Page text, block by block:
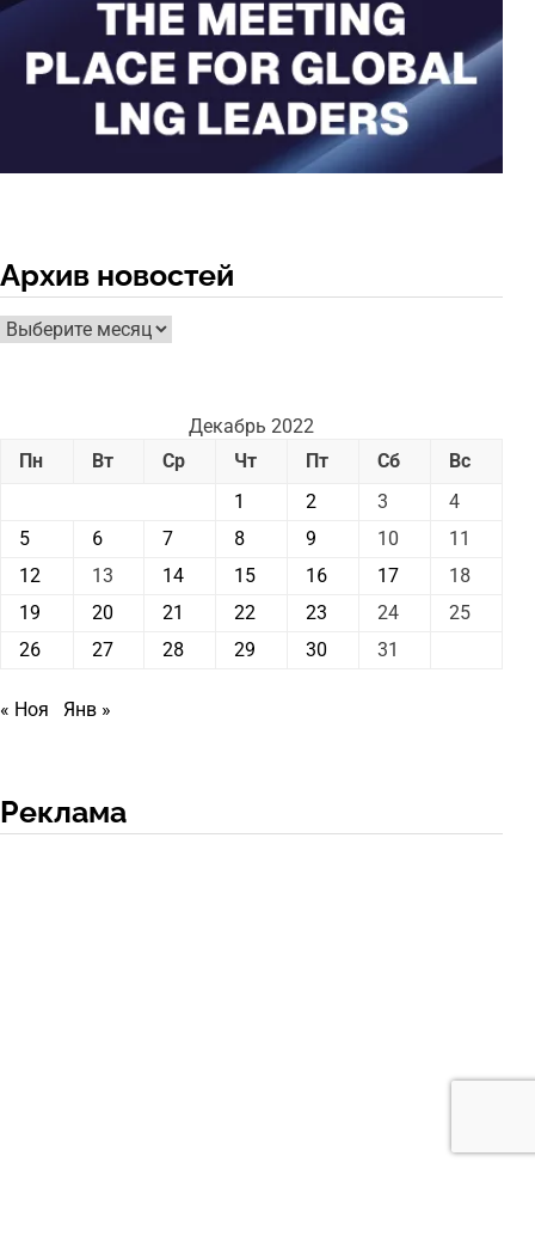
Архив новостей
Архив
новостей
Декабрь 2022
Пн
Вт Ср Чт Пт Сб
Вс
1
2 3
4
5
6 7 8 9 10
11
12
13 14 15 16 17
18
19
20 21 22 23 24
25
26
27 28 29 30 31
« Ноя Янв »
Реклама